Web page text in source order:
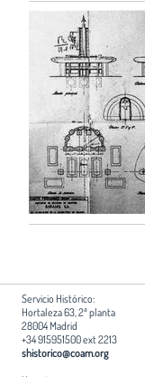
Servicio Histórico:
Hortaleza 63, 2ª planta
28004 Madrid
+34 915951500 ext 2213
shistorico@coam.org